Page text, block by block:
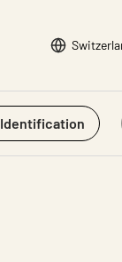
Choisir
Identification